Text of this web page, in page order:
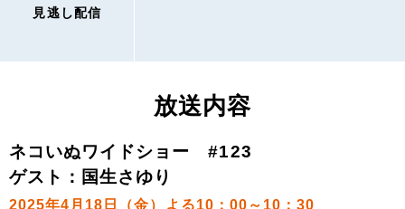
見逃し配信
放送内容
ネコいぬワイドショー #123
ゲスト：国生さゆり
2025年4月18日（金）よる10：00～10：30